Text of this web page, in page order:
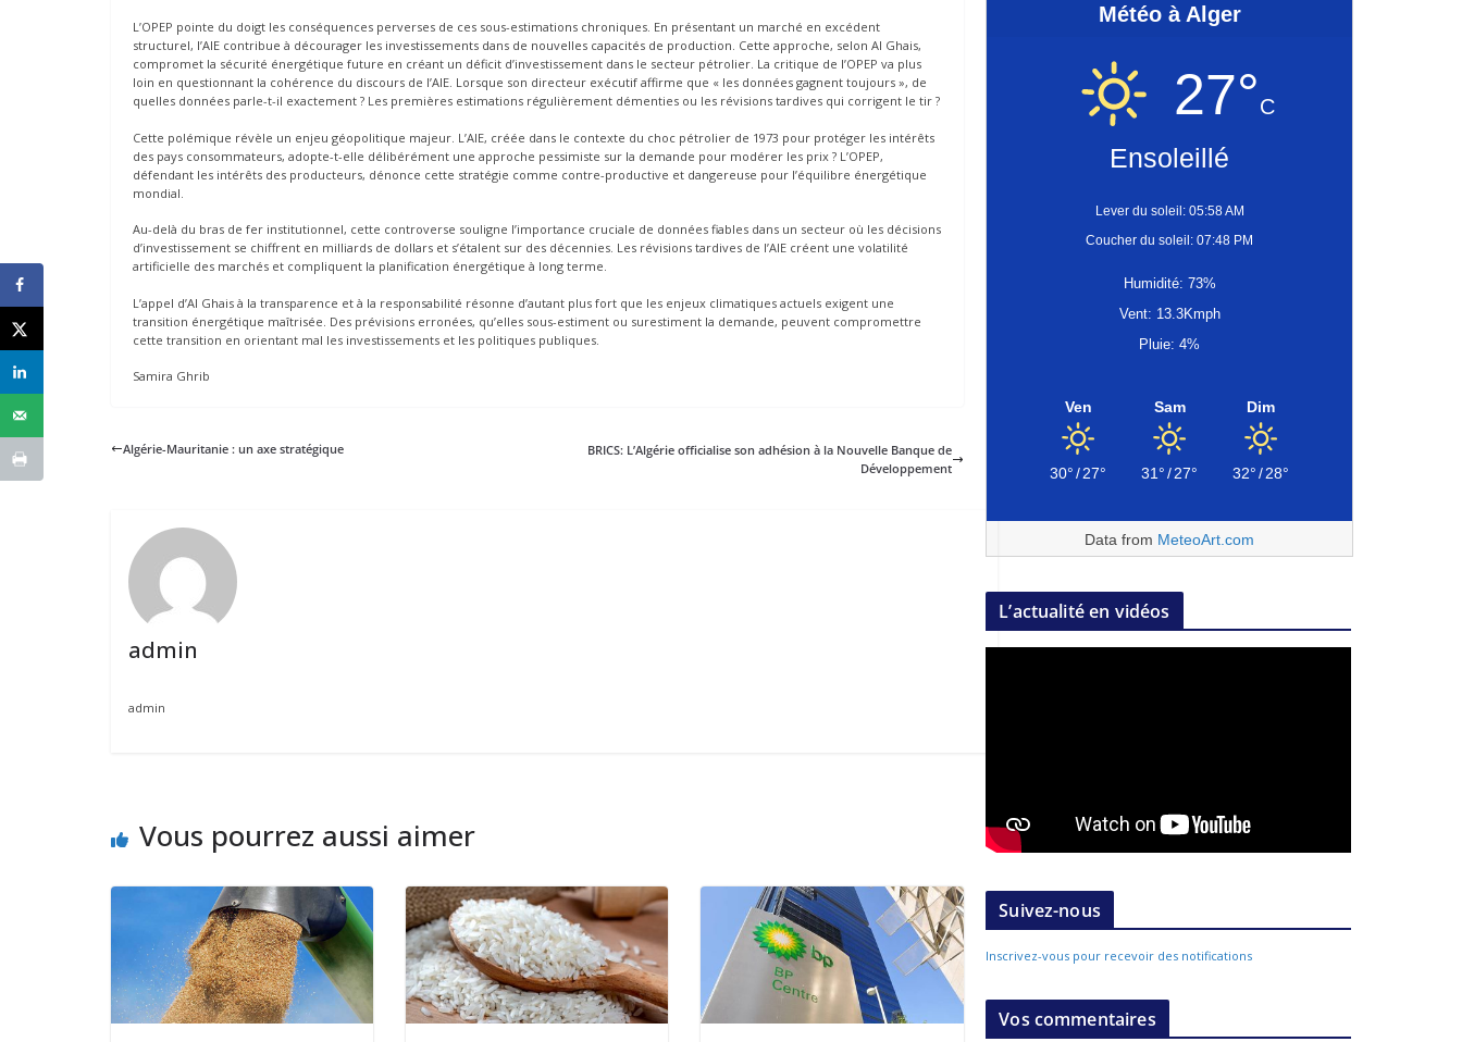
L’OPEP pointe du doigt les conséquences perverses de ces sous-estimations chroniques. En présentant un marché en excédent
structurel, l’AIE contribue à décourager les investissements dans de nouvelles capacités de production. Cette approche, selon Al Ghais,
compromet la sécurité énergétique future en créant un déficit d’investissement dans le secteur pétrolier. La critique de l’OPEP va plus
loin en questionnant la cohérence du discours de l’AIE. Lorsque son directeur exécutif affirme que « les données gagnent toujours », de
quelles données parle-t-il exactement ? Les premières estimations régulièrement démenties ou les révisions tardives qui corrigent le tir ?
Cette polémique révèle un enjeu géopolitique majeur. L’AIE, créée dans le contexte du choc pétrolier de 1973 pour protéger les intérêts
des pays consommateurs, adopte-t-elle délibérément une approche pessimiste sur la demande pour modérer les prix ? L’OPEP,
défendant les intérêts des producteurs, dénonce cette stratégie comme contre-productive et dangereuse pour l’équilibre énergétique
mondial.
Au-delà du bras de fer institutionnel, cette controverse souligne l’importance cruciale de données fiables dans un secteur où les décisions
d’investissement se chiffrent en milliards de dollars et s’étalent sur des décennies. Les révisions tardives de l’AIE créent une volatilité
artificielle des marchés et compliquent la planification énergétique à long terme.
L’appel d’Al Ghais à la transparence et à la responsabilité résonne d’autant plus fort que les enjeux climatiques actuels exigent une
transition énergétique maîtrisée. Des prévisions erronées, qu’elles sous-estiment ou surestiment la demande, peuvent compromettre
cette transition en orientant mal les investissements et les politiques publiques.
Samira Ghrib
Algérie-Mauritanie : un axe stratégique
BRICS: L’Algérie officialise son adhésion à la Nouvelle Banque de
Développement
admin
admin
Vous pourrez aussi aimer
Météo à Alger
27°C
Ensoleillé
Lever du soleil: 05:58 AM
Coucher du soleil: 07:48 PM
Humidité: 73%
Vent: 13.3Kmph
Pluie: 4%
Ven
30°/27°
Sam
31°/27°
Dim
32°/28°
Data from MeteoArt.com
L’actualité en vidéos
Suivez-nous
Inscrivez-vous pour recevoir des notifications
Vos commentaires